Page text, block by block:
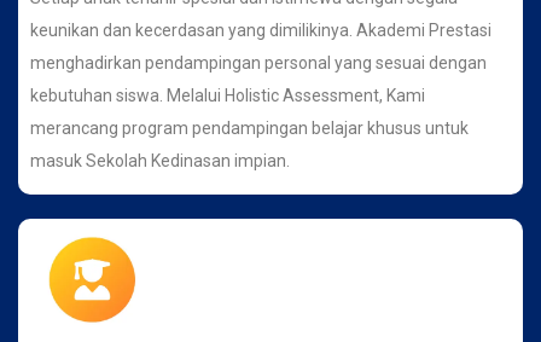
keunikan dan kecerdasan yang dimilikinya. Akademi Prestasi
menghadirkan pendampingan personal yang sesuai dengan
kebutuhan siswa. Melalui Holistic Assessment, Kami
merancang program pendampingan belajar khusus untuk
masuk Sekolah Kedinasan impian.